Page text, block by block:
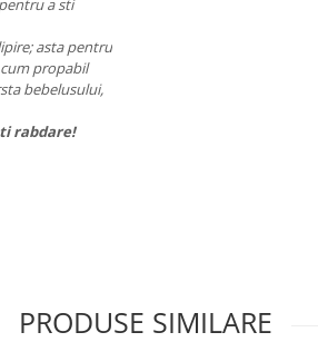
a sti
asta pentru
propabil
bebelusului,
rabdare!
PRODUSE SIMILARE